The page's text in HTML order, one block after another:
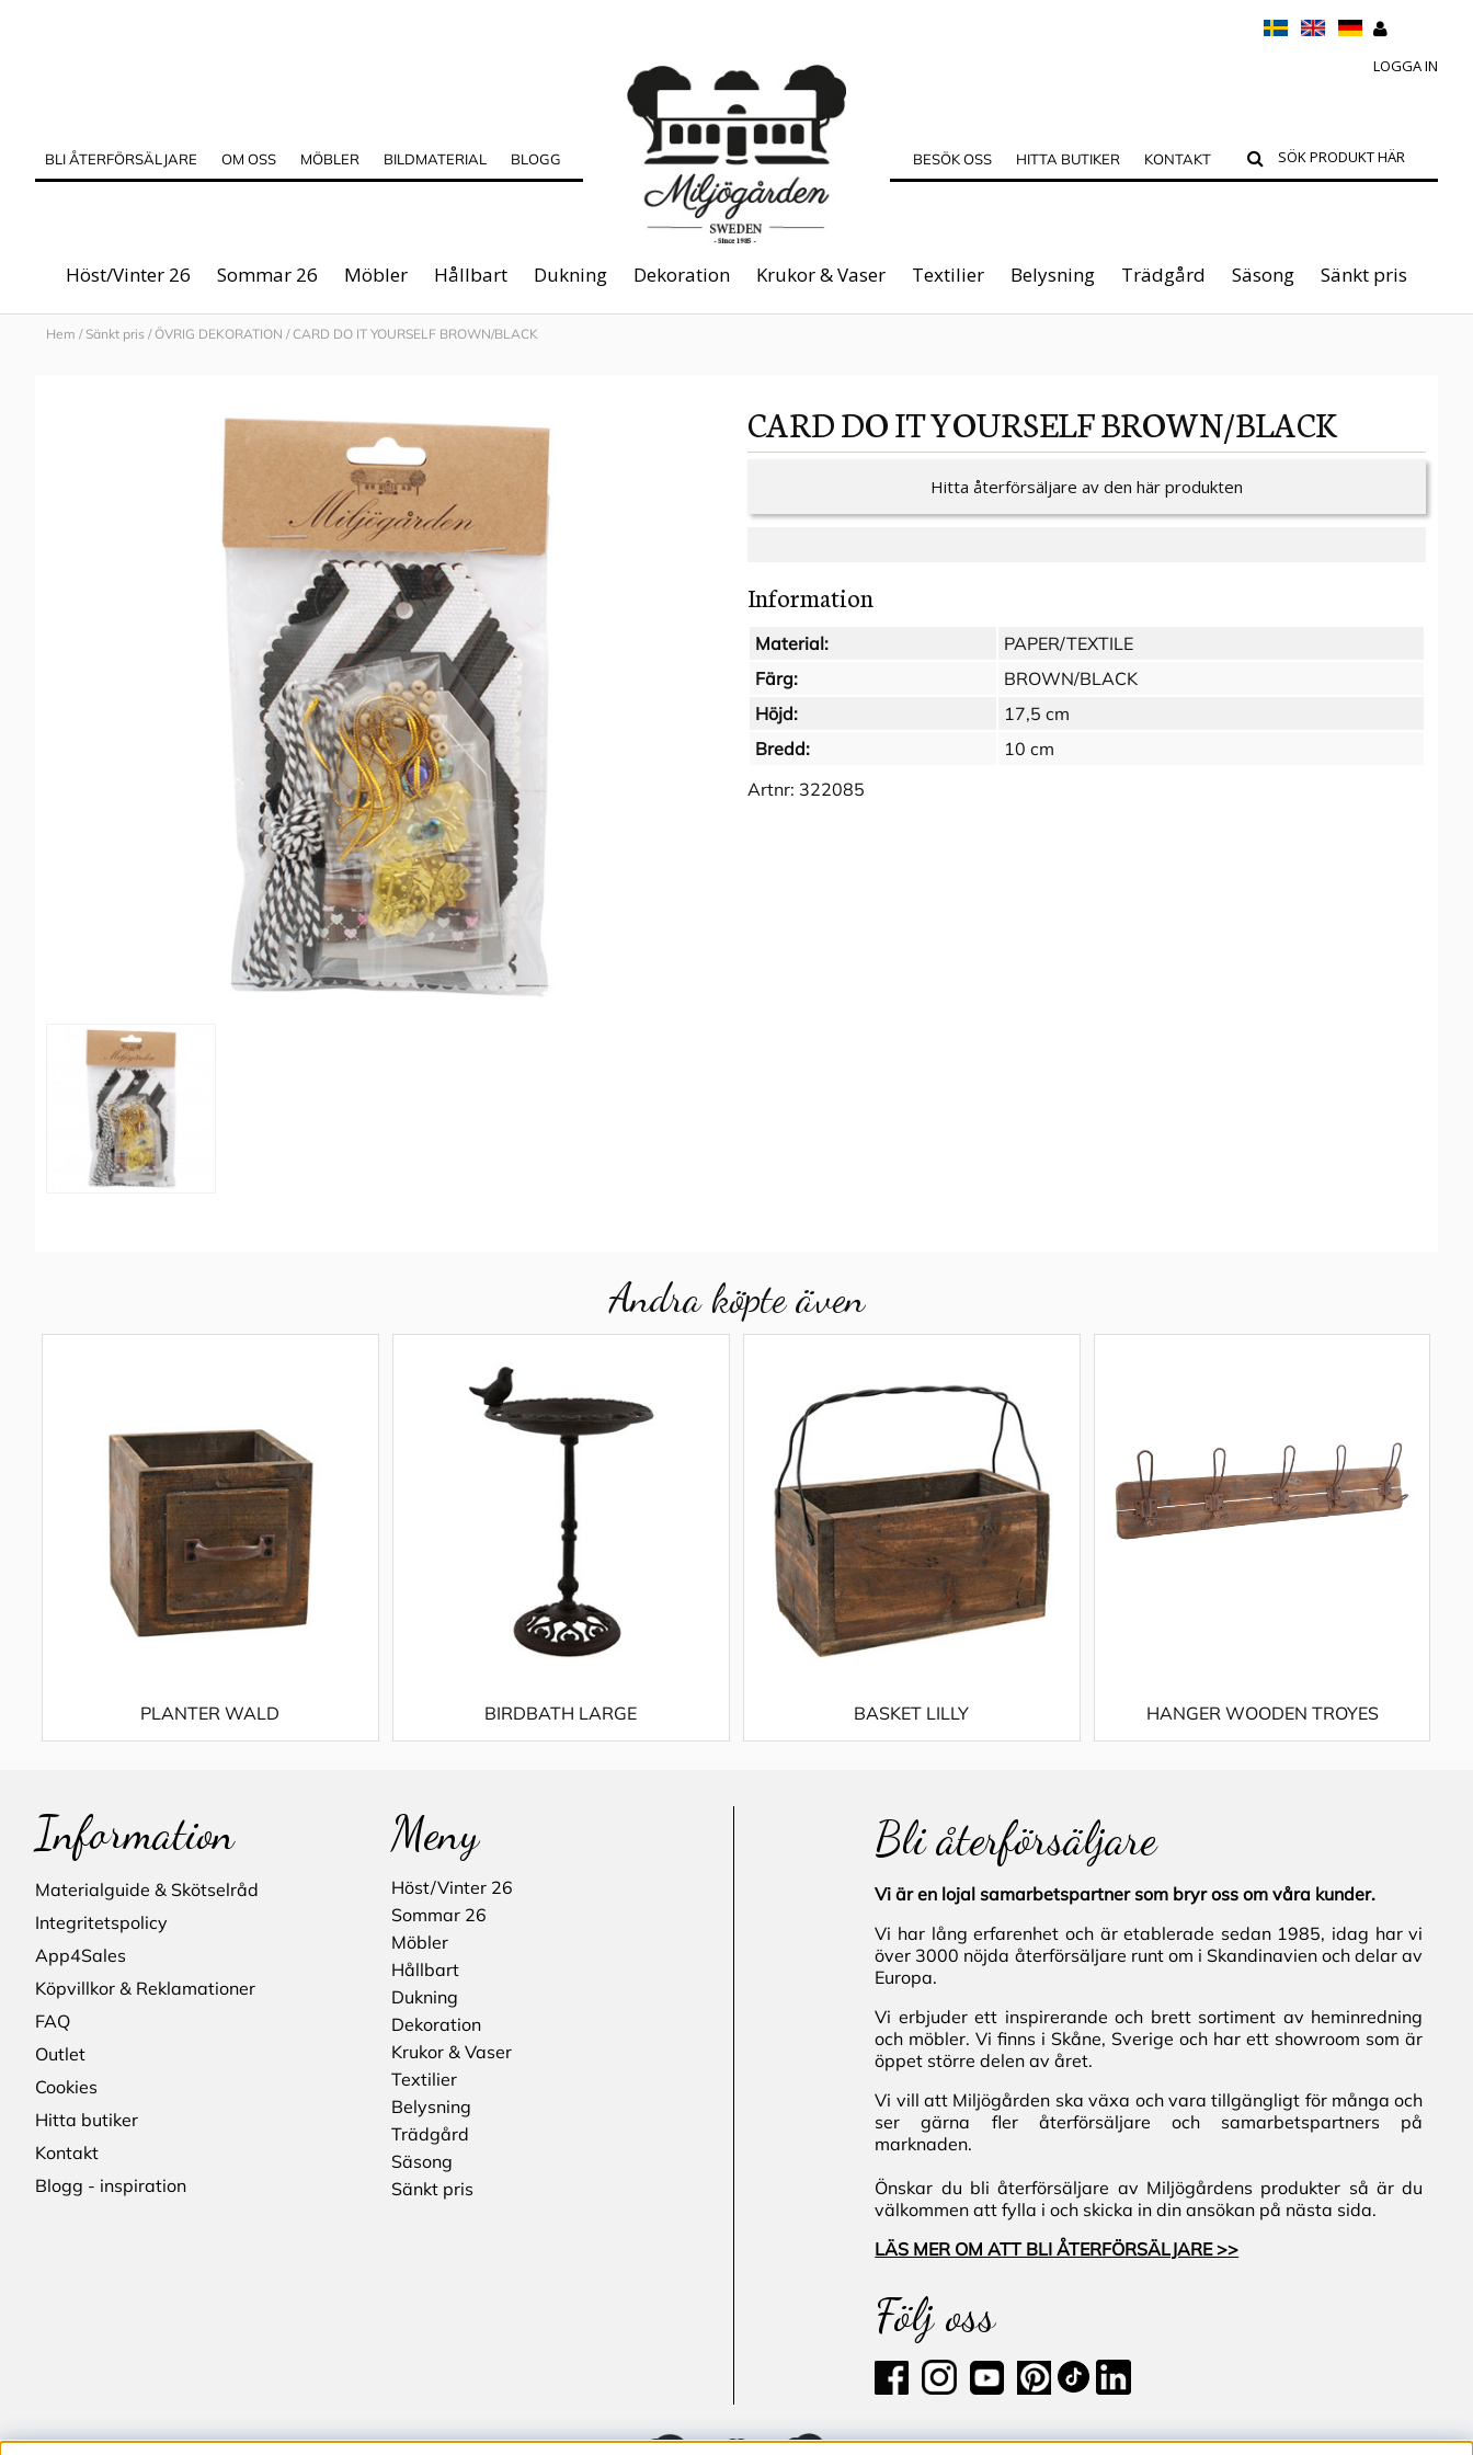
LOGGA IN
BLI ÅTERFÖRSÄLJARE OM OSS MÖBLER BILDMATERIAL BLOGG BESÖK OSS HITTA BUTIKER KONTAKT
Höst/Vinter 26 Sommar 26 Möbler Hållbart Dukning Dekoration Krukor & Vaser Textilier Belysning Trädgård Säsong Sänkt pris
Hem / Sänkt pris / ÖVRIG DEKORATION / CARD DO IT YOURSELF BROWN/BLACK
CARD DO IT YOURSELF BROWN/BLACK
Hitta återförsäljare av den här produkten
Information
Material:
PAPER/TEXTILE
Färg:
BROWN/BLACK
Höjd:
17,5 cm
Bredd:
10 cm
Artnr: 322085
Andra köpte även
PLANTER WALD BIRDBATH LARGE BASKET LILLY HANGER WOODEN TROYES
Information
Materialguide & Skötselråd
Integritetspolicy
App4Sales
Köpvillkor & Reklamationer
FAQ
Outlet
Cookies
Hitta butiker
Kontakt
Blogg - inspiration
Meny
Höst/Vinter 26
Sommar 26
Möbler
Hållbart
Dukning
Dekoration
Krukor & Vaser
Textilier
Belysning
Trädgård
Säsong
Sänkt pris
Bli återförsäljare
Vi är en lojal samarbetspartner som bryr oss om våra kunder.
Vi har lång erfarenhet och är etablerade sedan 1985, idag har vi
över 3000 nöjda återförsäljare runt om i Skandinavien och delar av
Europa.
Vi erbjuder ett inspirerande och brett sortiment av heminredning
och möbler. Vi finns i Skåne, Sverige och har ett showroom som är
öppet större delen av året.
Vi vill att Miljögården ska växa och vara tillgängligt för många och
ser gärna fler återförsäljare och samarbetspartners på
marknaden.
Önskar du bli återförsäljare av Miljögårdens produkter så är du
välkommen att fylla i och skicka in din ansökan på nästa sida.
LÄS MER OM ATT BLI ÅTERFÖRSÄLJARE >>
Följ oss